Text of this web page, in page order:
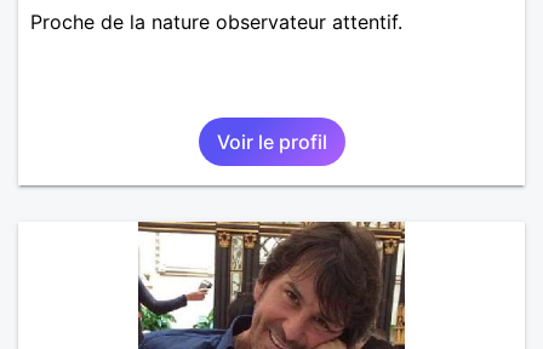
Proche de la nature observateur attentif.
Voir le profil